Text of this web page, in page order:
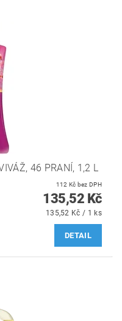
46 PRANÍ, 1,2 L
112 Kč bez DPH
135,52 Kč
135,52 Kč / 1 ks
DETAIL